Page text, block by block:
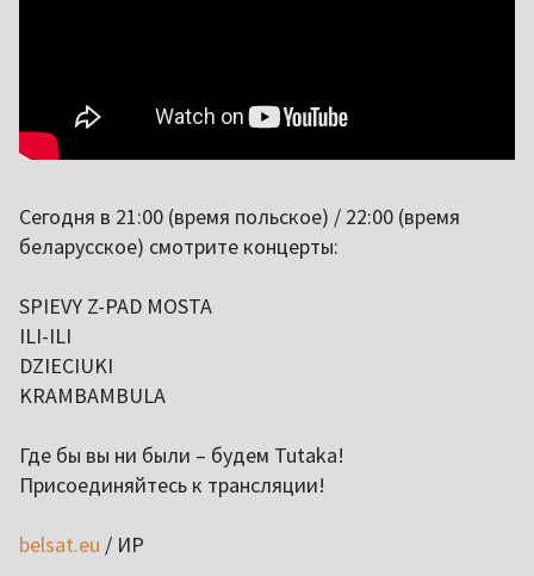
Сегодня в 21:00 (время польское) / 22:00 (время
беларусское) смотрите концерты:
SPIEVY Z-PAD MOSTA
ILI-ILI
DZIECIUKI
KRAMBAMBULA
Где бы вы ни были – будем Tutaka!
Присоединяйтесь к трансляции!
belsat.eu / ИР